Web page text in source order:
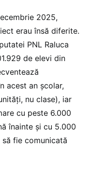
2025,
erau însă diferite.
PNL Raluca
de elevi din
acest an școlar,
nu clase), iar
cu peste 6.000
înainte și cu 5.000
fie comunicată